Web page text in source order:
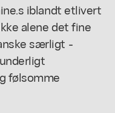
iblandt etlivert
alene det fine
særligt -
følsomme